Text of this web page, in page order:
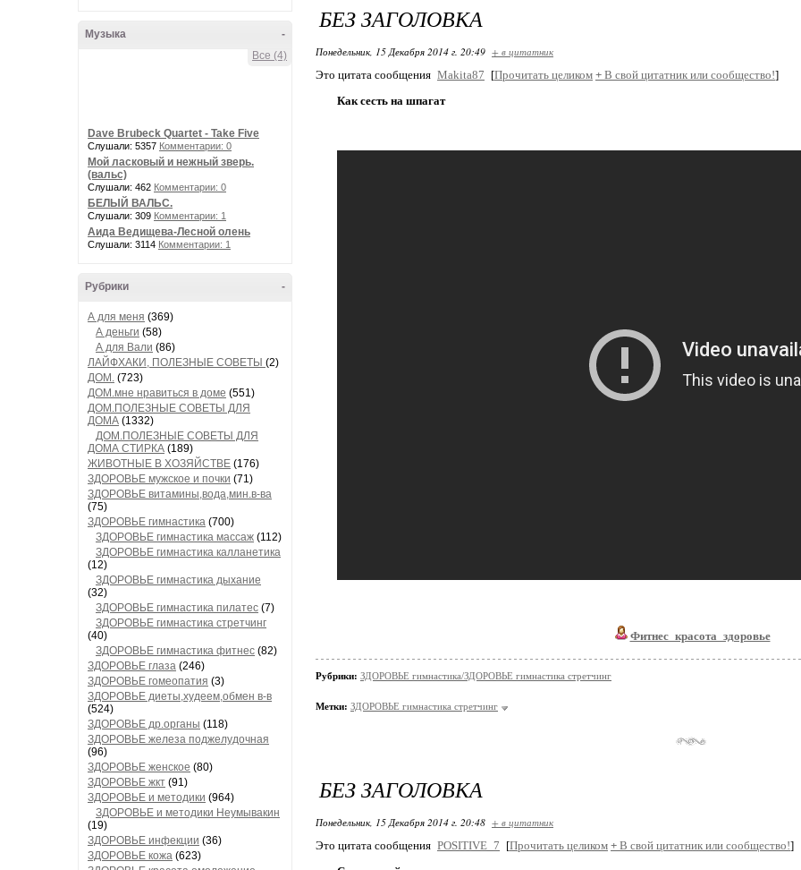
-
Музыка
Все (4)
Dave Brubeck Quartet - Take Five
Слушали: 5357 Комментарии: 0
Мой ласковый и нежный зверь.
(вальс)
Слушали: 462 Комментарии: 0
БЕЛЫЙ ВАЛЬС.
Слушали: 309 Комментарии: 1
Аида Ведищева-Лесной олень
Слушали: 3114 Комментарии: 1
-
Рубрики
А для меня (369)
А деньги (58)
А для Вали (86)
ЛАЙФХАКИ, ПОЛЕЗНЫЕ СОВЕТЫ (2)
ДОМ. (723)
ДОМ.мне нравиться в доме (551)
ДОМ.ПОЛЕЗНЫЕ СОВЕТЫ ДЛЯ
ДОМА (1332)
ДОМ.ПОЛЕЗНЫЕ СОВЕТЫ ДЛЯ
ДОМА СТИРКА (189)
ЖИВОТНЫЕ В ХОЗЯЙСТВЕ (176)
ЗДОРОВЬЕ мужское и почки (71)
ЗДОРОВЬЕ витамины,вода,мин.в-ва
(75)
ЗДОРОВЬЕ гимнастика (700)
ЗДОРОВЬЕ гимнастика массаж (112)
ЗДОРОВЬЕ гимнастика калланетика
(12)
ЗДОРОВЬЕ гимнастика дыхание
(32)
ЗДОРОВЬЕ гимнастика пилатес (7)
ЗДОРОВЬЕ гимнастика стретчинг
(40)
ЗДОРОВЬЕ гимнастика фитнес (82)
ЗДОРОВЬЕ глаза (246)
ЗДОРОВЬЕ гомеопатия (3)
ЗДОРОВЬЕ диеты,худеем,обмен в-в
(524)
ЗДОРОВЬЕ др.органы (118)
ЗДОРОВЬЕ железа поджелудочная
(96)
ЗДОРОВЬЕ женское (80)
ЗДОРОВЬЕ жкт (91)
ЗДОРОВЬЕ и методики (964)
ЗДОРОВЬЕ и методики Неумывакин
(19)
ЗДОРОВЬЕ инфекции (36)
ЗДОРОВЬЕ кожа (623)
БЕЗ ЗАГОЛОВКА
Понедельник, 15 Декабря 2014 г. 20:49 + в цитатник
Это цитата сообщения Makita87 [Прочитать целиком + В свой цитатник или сообщество!]
Как сесть на шпагат
Фитнес_красота_здоровье
Рубрики: ЗДОРОВЬЕ гимнастика/ЗДОРОВЬЕ гимнастика стретчинг
Метки: ЗДОРОВЬЕ гимнастика стретчинг
БЕЗ ЗАГОЛОВКА
Понедельник, 15 Декабря 2014 г. 20:48 + в цитатник
Это цитата сообщения POSITIVE_7 [Прочитать целиком + В свой цитатник или сообщество!]